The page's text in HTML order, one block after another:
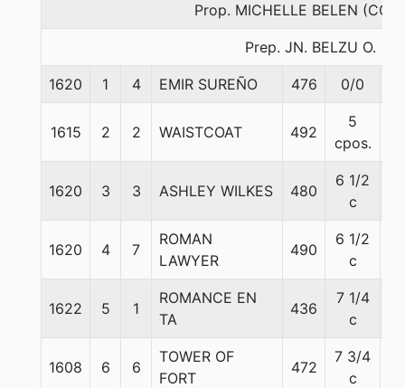
Prop. MICHELLE BELEN
Prep. JN. BELZU O.
1620 1 4 EMIR SUREÑO 476 0/0
1615 2 2 WAISTCOAT 492
5
cpos.
1620 3 3 ASHLEY WILKES 480
6 1/2
c
1620 4 7
ROMAN
LAWYER
490
6 1/2
c
1622 5 1
ROMANCE EN
TA
436
7 1/4
c
1608 6 6
TOWER OF
FORT
472
7 3/4
c